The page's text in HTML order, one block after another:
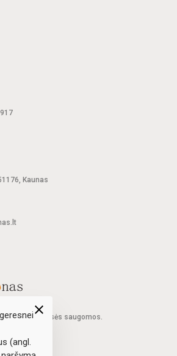
(angl.
close
Kaunas
Visos teisės saugomos.